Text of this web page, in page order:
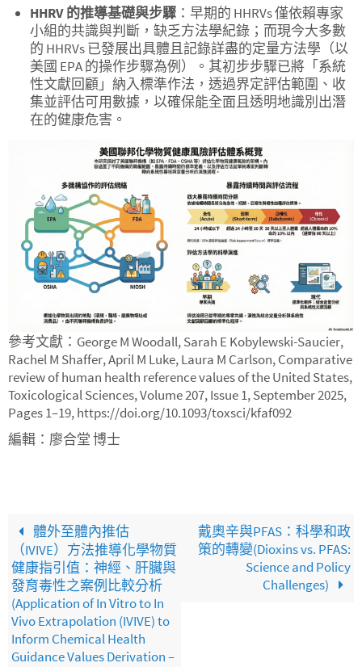
HHRV的推導基礎與步驟 ：早期的 HHRVs 僅依賴專家
小組的共識與判斷，缺乏方法學紀錄；而現今大多數
的 HHRVs 已發展出具體且記錄詳盡的定量方法學（以
美國 EPA 的操作步驟為例）。其初步步驟已將「系統
性文獻回顧」納入標準作法，透過界定評估範圍、收
集並評估可用數據，以確保能全面且透明地識別出潛
在的健康危害。
參考文獻：George M Woodall, Sarah E Kobylewski-Saucier,
Rachel M Shaffer, April M Luke, Laura M Carlson, Comparative
review of human health reference values of the United States,
Toxicological Sciences, Volume 207, Issue 1, September 2025,
Pages 1–19, https://doi.org/10.1093/toxsci/kfaf092
編輯：廖合堂 博士
體外至體內推估
（IVIVE）方法推導化學物質
健康指引值：神經、肝臟與
發育毒性之案例比較分析
(Application of In Vitro to In
Vivo Extrapolation (IVIVE) to
Inform Chemical Health
Guidance Values Derivation –
戴奧辛與PFAS：科學和政
策的轉變(Dioxins vs. PFAS:
Science and Policy
Challenges)